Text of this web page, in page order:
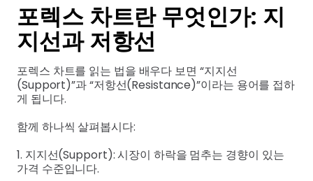
포렉스 차트란 무엇인가: 지
지선과 저항선
포렉스 차트를 읽는 법을 배우다 보면 “지지선
(Support)”과 “저항선(Resistance)”이라는 용어를 접하
게 됩니다.
함께 하나씩 살펴봅시다:
1. 지지선(Support): 시장이 하락을 멈추는 경향이 있는
가격 수준입니다.